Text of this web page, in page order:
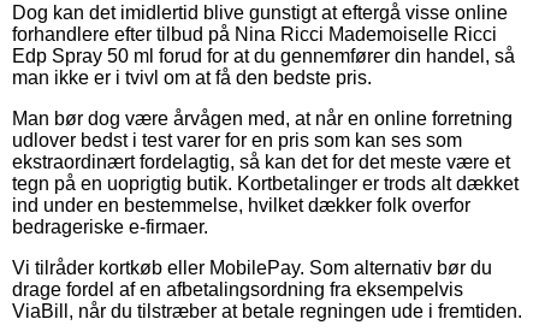
Dog kan det imidlertid blive gunstigt at eftergå visse online
forhandlere efter tilbud på Nina Ricci Mademoiselle Ricci
Edp Spray 50 ml forud for at du gennemfører din handel, så
man ikke er i tvivl om at få den bedste pris.
Man bør dog være årvågen med, at når en online forretning
udlover bedst i test varer for en pris som kan ses som
ekstraordinært fordelagtig, så kan det for det meste være et
tegn på en uoprigtig butik. Kortbetalinger er trods alt dækket
ind under en bestemmelse, hvilket dækker folk overfor
bedrageriske e-firmaer.
Vi tilråder kortkøb eller MobilePay. Som alternativ bør du
drage fordel af en afbetalingsordning fra eksempelvis
ViaBill, når du tilstræber at betale regningen ude i fremtiden.